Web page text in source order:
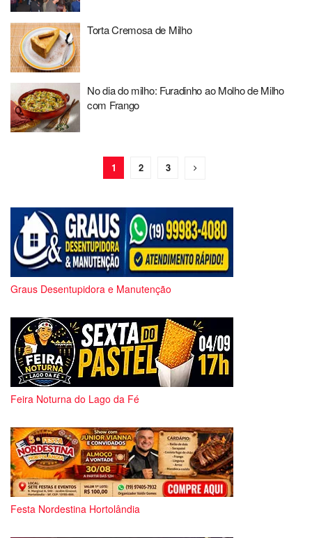
Torta Cremosa de Milho
No dia do milho: Furadinho ao Molho de Milho
com Frango
1 2 3
Graus Desentupidora e Manutenção
Feira Noturna do Lago da Fé
Festa Nordestina Hortolândia